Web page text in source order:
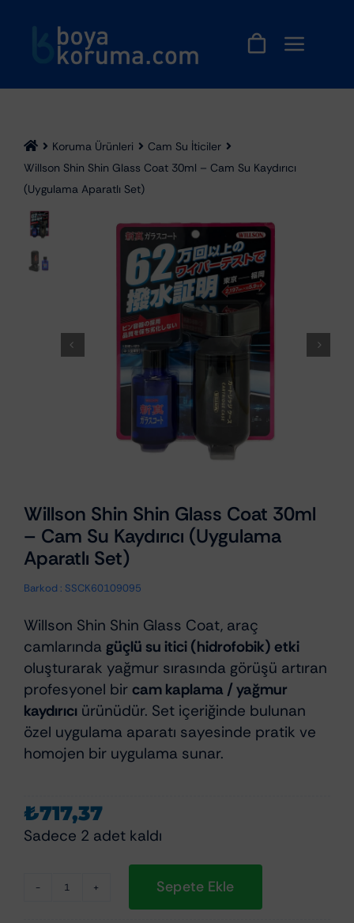
Koruma Ürünleri
Cam Su İticiler
Willson Shin Shin Glass Coat 30ml – Cam Su Kaydırıcı
(Uygulama Aparatlı Set)
Willson Shin Shin Glass Coat 30ml
– Cam Su Kaydırıcı (Uygulama
Aparatlı Set)
Barkod : SSCK60109095
Willson Shin Shin Glass Coat, araç
camlarında güçlü su itici (hidrofobik) etki
oluşturarak yağmur sırasında görüşü artıran
profesyonel bir cam kaplama / yağmur
kaydırıcı ürünüdür. Set içeriğinde bulunan
özel uygulama aparatı sayesinde pratik ve
homojen bir uygulama sunar.
₺717,37
Sadece 2 adet kaldı
Willson
Sepete Ekle